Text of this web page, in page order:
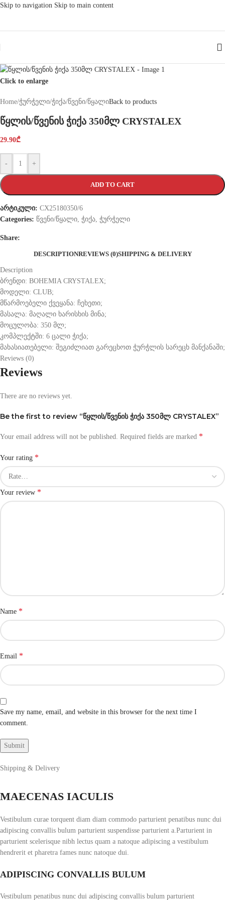
Skip to navigation Skip to main content
Click to enlarge
Home/ჭურჭელი/ჭიქა/წვენი/წყალიBack to products
წყლის/წვენის ჭიქა 350მლ CRYSTALEX
29.90₾
- +
ADD TO CART
არტიკული: CX25180350/6
Categories: წვენი/წყალი ჭიქა ჭურჭელი
Share:
DESCRIPTIONREVIEWS (0)SHIPPING & DELIVERY
Description
ბრენდი: BOHEMIA CRYSTALEX;
მოდელი: CLUB;
მწარმოებელი ქვეყანა: ჩეხეთი;
მასალა: მაღალი ხარისხის მინა;
მოცულობა: 350 მლ;
კომპლექტში: 6 ცალი ჭიქა;
მახასიათებელი: შეგიძლიათ გარეცხოთ ჭურჭლის სარეცხ მანქანაში;
Reviews (0)
Reviews
There are no reviews yet.
Be the first to review “წყლის/წვენის ჭიქა 350მლ CRYSTALEX”
Your email address will not be published. Required fields are marked *
Your rating *
Your review *
Name *
Email *
Save my name, email, and website in this browser for the next time I
comment.
Shipping & Delivery
MAECENAS IACULIS
Vestibulum curae torquent diam diam commodo parturient penatibus nunc dui
adipiscing convallis bulum parturient suspendisse parturient a.Parturient in
parturient scelerisque nibh lectus quam a natoque adipiscing a vestibulum
hendrerit et pharetra fames nunc natoque dui.
ADIPISCING CONVALLIS BULUM
Vestibulum penatibus nunc dui adipiscing convallis bulum parturient